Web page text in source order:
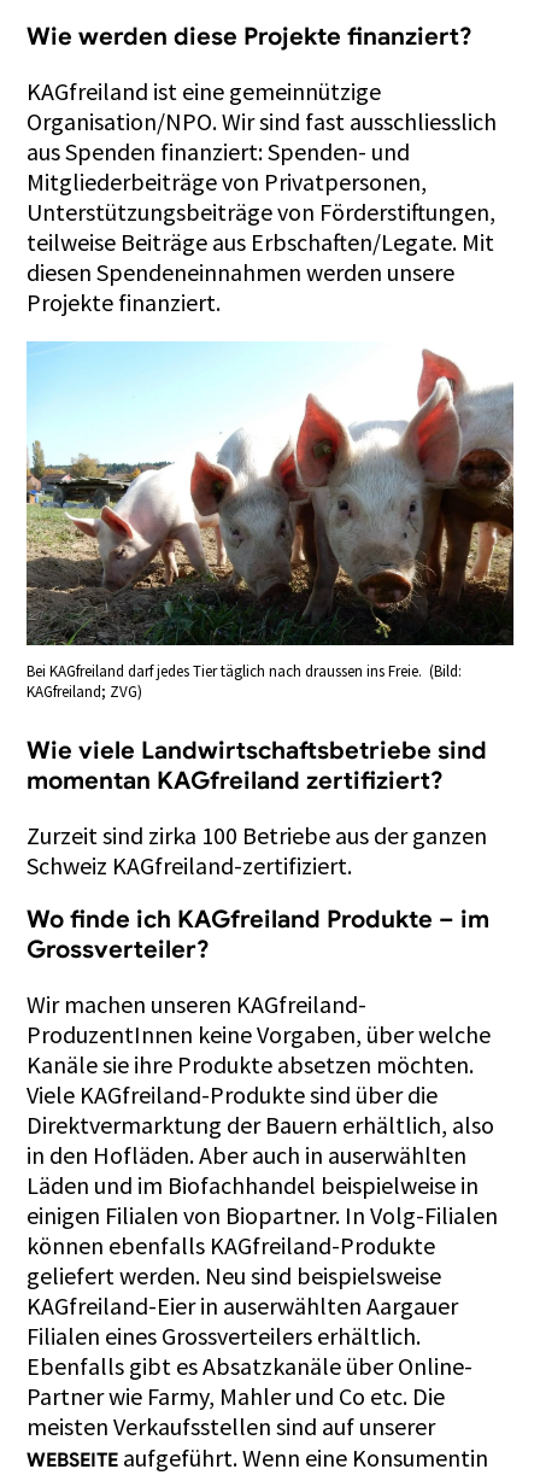
Wie werden diese Projekte finanziert?
KAGfreiland ist eine gemeinnützige
Organisation/NPO. Wir sind fast ausschliesslich
aus Spenden finanziert: Spenden- und
Mitgliederbeiträge von Privatpersonen,
Unterstützungsbeiträge von Förderstiftungen,
teilweise Beiträge aus Erbschaften/Legate. Mit
diesen Spendeneinnahmen werden unsere
Projekte finanziert.
Bei KAGfreiland darf jedes Tier täglich nach draussen ins Freie. (Bild:
KAGfreiland; ZVG)
Wie viele Landwirtschaftsbetriebe sind
momentan KAGfreiland zertifiziert?
Zurzeit sind zirka 100 Betriebe aus der ganzen
Schweiz KAGfreiland-zertifiziert.
Wo finde ich KAGfreiland Produkte – im
Grossverteiler?
Wir machen unseren KAGfreiland-
ProduzentInnen keine Vorgaben, über welche
Kanäle sie ihre Produkte absetzen möchten.
Viele KAGfreiland-Produkte sind über die
Direktvermarktung der Bauern erhältlich, also
in den Hofläden. Aber auch in auserwählten
Läden und im Biofachhandel beispielweise in
einigen Filialen von Biopartner. In Volg-Filialen
können ebenfalls KAGfreiland-Produkte
geliefert werden. Neu sind beispielsweise
KAGfreiland-Eier in auserwählten Aargauer
Filialen eines Grossverteilers erhältlich.
Ebenfalls gibt es Absatzkanäle über Online-
Partner wie Farmy, Mahler und Co etc. Die
meisten Verkaufsstellen sind auf unserer
WEBSEITE aufgeführt. Wenn eine Konsumentin